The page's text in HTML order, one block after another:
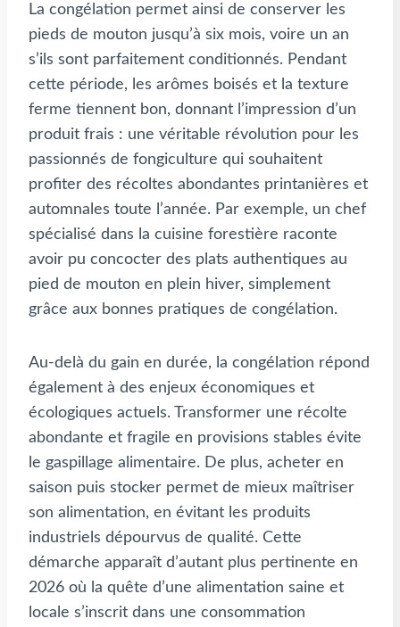
La congélation permet ainsi de conserver les
pieds de mouton jusqu’à six mois, voire un an
s’ils sont parfaitement conditionnés. Pendant
cette période, les arômes boisés et la texture
ferme tiennent bon, donnant l’impression d’un
produit frais : une véritable révolution pour les
passionnés de fongiculture qui souhaitent
profiter des récoltes abondantes printanières et
automnales toute l’année. Par exemple, un chef
spécialisé dans la cuisine forestière raconte
avoir pu concocter des plats authentiques au
pied de mouton en plein hiver, simplement
grâce aux bonnes pratiques de congélation.
Au-delà du gain en durée, la congélation répond
également à des enjeux économiques et
écologiques actuels. Transformer une récolte
abondante et fragile en provisions stables évite
le gaspillage alimentaire. De plus, acheter en
saison puis stocker permet de mieux maîtriser
son alimentation, en évitant les produits
industriels dépourvus de qualité. Cette
démarche apparaît d’autant plus pertinente en
2026 où la quête d’une alimentation saine et
locale s’inscrit dans une consommation